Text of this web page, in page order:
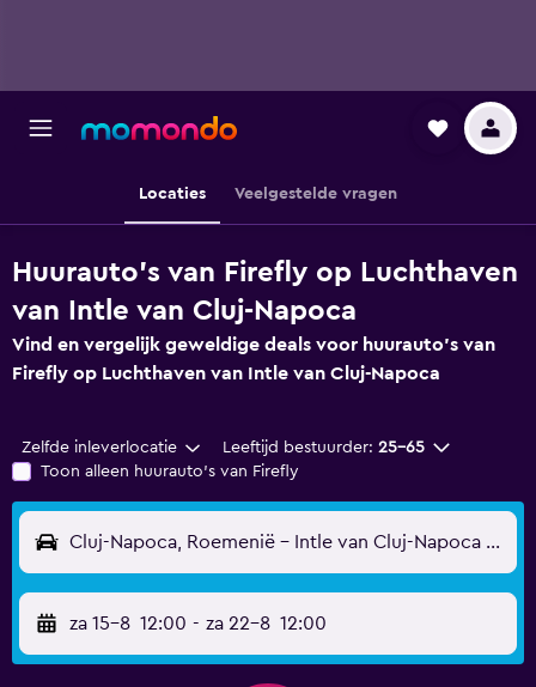
Locaties Veelgestelde vragen
Huurauto's van Firefly op Luchthaven
van Intle van Cluj-Napoca
Vind en vergelijk geweldige deals voor huurauto's van
Firefly op Luchthaven van Intle van Cluj-Napoca
Zelfde inleverlocatie Leeftijd bestuurder: 25-65
Toon alleen huurauto's van Firefly
Cluj-Napoca, Roemenië - Intle van Cluj-Napoca (CLJ)
za 15-8 12:00 - za 22-8 12:00